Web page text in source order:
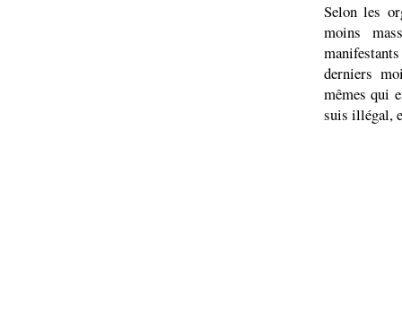
Selon les
moins
derniers
mêmes qui
suis illégal,